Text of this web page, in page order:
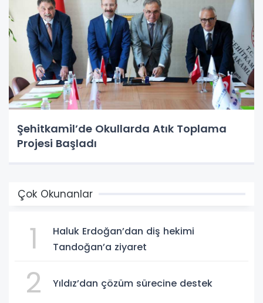
Şehitkamil’de Okullarda Atık Toplama
Projesi Başladı
Çok Okunanlar
1
Haluk Erdoğan’dan diş hekimi
Tandoğan’a ziyaret
2 Yıldız’dan çözüm sürecine destek